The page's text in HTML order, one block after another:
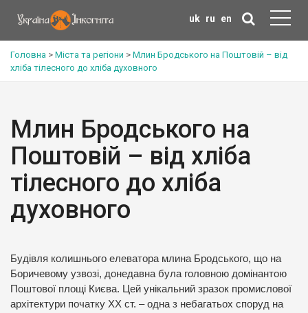
uk ru en
Головна > Міста та регіони > Млин Бродського на Поштовій – від
хліба тілесного до хліба духовного
Млин Бродського на
Поштовій – від хліба
тілесного до хліба
духовного
Будівля колишнього елеватора млина Бродського, що на
Боричевому узвозі, донедавна була головною домінантою
Поштової площі Києва. Цей унікальний зразок промислової
архітектури початку XX ст. – одна з небагатьох споруд на